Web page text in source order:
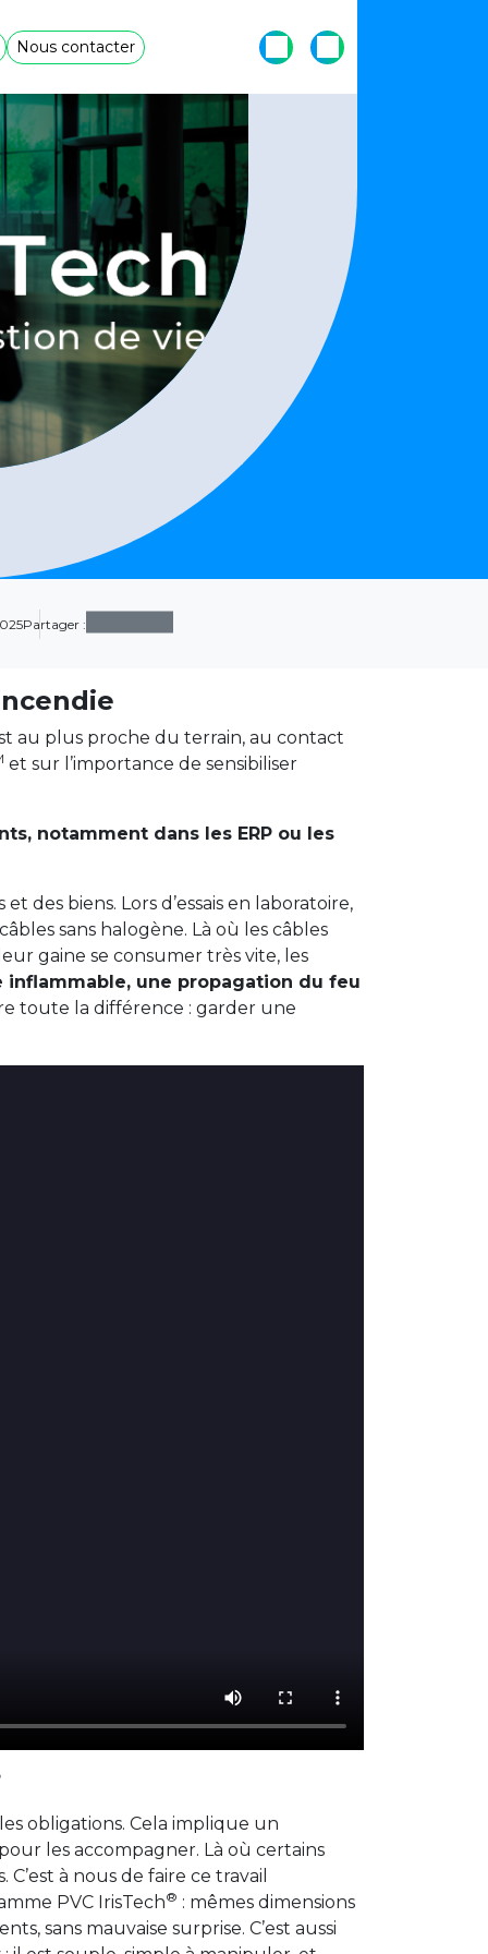
Nous contacter
au plus proche du terrain, au contact
et sur l’importance de sensibiliser
notamment dans les ERP ou les
des biens. Lors d’essais en laboratoire,
sans halogène. Là où les câbles
gaine se consumer très vite, les
une propagation du feu
toute la différence : garder une
obligations. Cela implique un
les accompagner. Là où certains
à nous de faire ce travail
PVC IrisTech® : mêmes dimensions
sans mauvaise surprise. C’est aussi
Partager :